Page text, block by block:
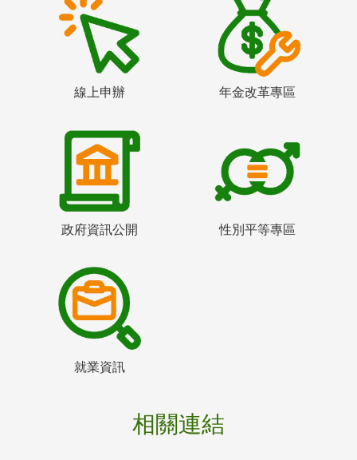
線上申辦 年金改革專區
政府資訊公開 性別平等專區
就業資訊
相關連結